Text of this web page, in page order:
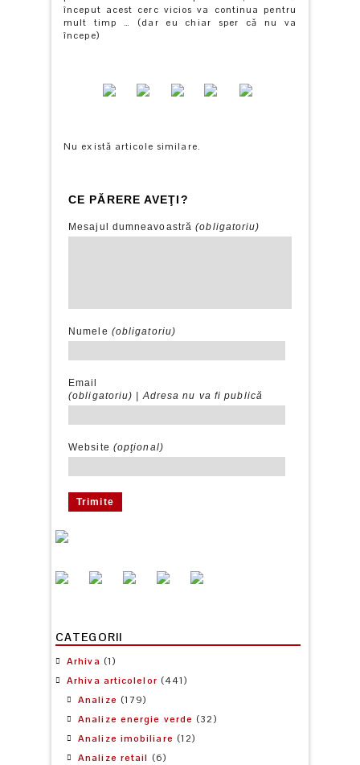
început acest cerc vicios va continua pentru
mult timp … (dar eu chiar sper că nu va
începe)
Nu există articole similare.
CE PĂRERE AVEŢI?
Mesajul dumneavoastră (obligatoriu)
Numele (obligatoriu)
Email
(obligatoriu) |Adresa nu va fi publică
Website (opţional)
CATEGORII
Arhiva (1)
Arhiva articolelor (441)
Analize (179)
Analize energie verde (32)
Analize imobiliare (12)
Analize retail (6)